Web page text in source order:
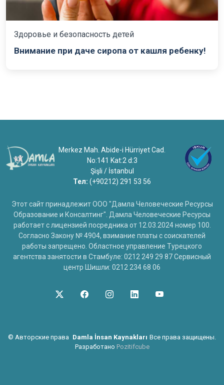
Здоровье и безопасность детей
Внимание при даче сиропа от кашля ребенку!
Merkez Mah. Abide-i Hürriyet Cad.
No:141 Kat:2 d:3
Şişli / İstanbul
Тел: (+90212) 291 53 56
Этот сайт принадлежит ООО "Дамла Человеческие Ресурсы
Образование и Консалтинг". Дамла Человеческие Ресурсы
работает с лицензией посредника от 12.03.2024 номер 100.
Согласно Закону № 4904, взимание платы с соискателей
работы запрещено. Областное управление Турецкого
агентства занятости в Стамбуле: 0212 249 29 87 Сервисный
центр Шишли: 0212 234 68 06
© Авторские права Damla İnsan Kaynakları Все права защищены.
Разработано Pozitifcube